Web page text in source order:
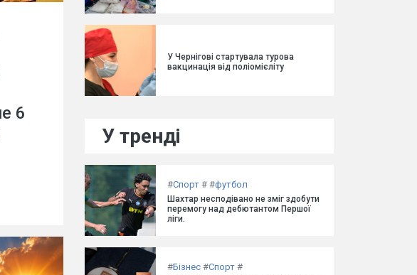
6
У Чернігові стартувала турова
вакцинація від поліомієліту
У тренді
#Спорт # #футбол
Шахтар несподівано не зміг здобути
перемогу над дебютантом Першої
ліги.
#Бізнес #Спорт #